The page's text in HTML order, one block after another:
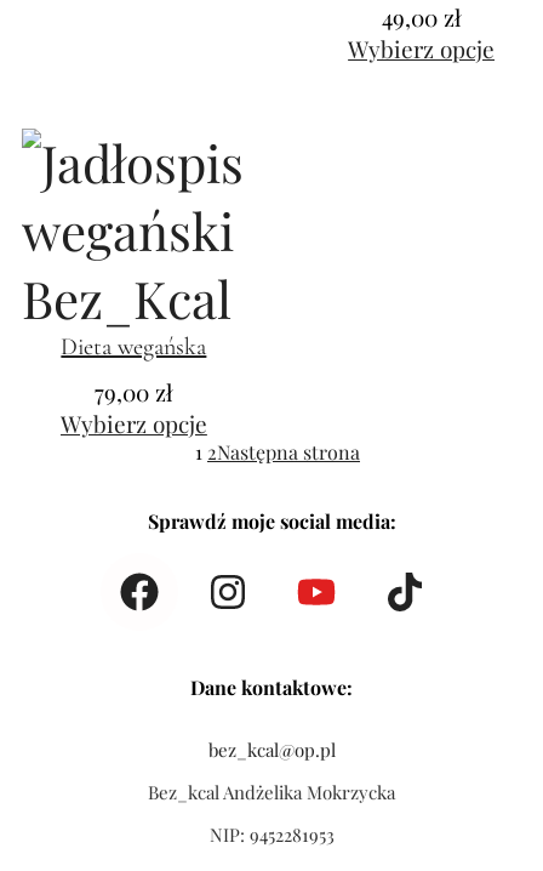
49,00 zł
Wybierz opcje
Dieta wegańska
79,00 zł
Wybierz opcje
1 2Następna strona
Sprawdź moje social media:
Dane kontaktowe:
bez_kcal@op.pl
Bez_kcal Andżelika Mokrzycka
NIP: 9452281953